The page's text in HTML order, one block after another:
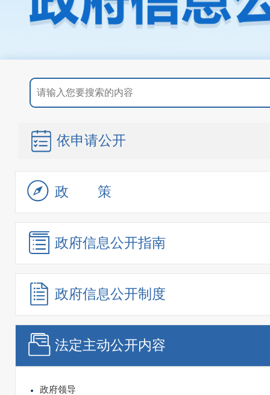
依申请公开
政策
政府信息公开指南
政府信息公开制度
法定主动公开内容
政府领导